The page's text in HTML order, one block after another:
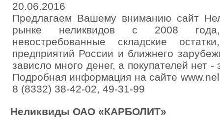
20.06.2016
Предлагаем Вашему вниманию сайт
рынке неликвидов с 2008 года,
невостребованные складские
предприятий России и ближнего
зависло много денег, а покупателей нет
Подробная информация на сайте
8 (8332) 38-42-02, 49-31-99
Неликвиды ОАО «КАРБОЛИТ»